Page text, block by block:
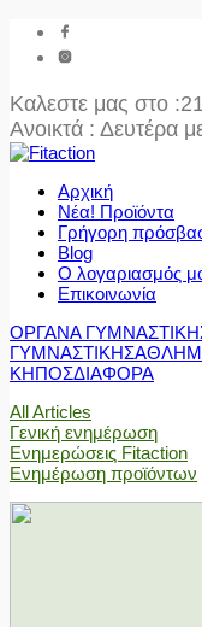
Καλεστε μας στο
Ανοικτά : Δευτέρα
Αρχική
Νέα! Προϊόντα
Γρήγορη
Blog
Ο λογαριασμός
Επικοινωνία
ΟΡΓΑΝΑ
ΓΥΜΝΑΣΤΙΚΗΣ
ΚΗΠΟΣΔΙΑΦΟΡΑ
All Articles
Γενική ενημέρωση
Ενημερώσεις Fitaction
Ενημέρωση προϊόντων